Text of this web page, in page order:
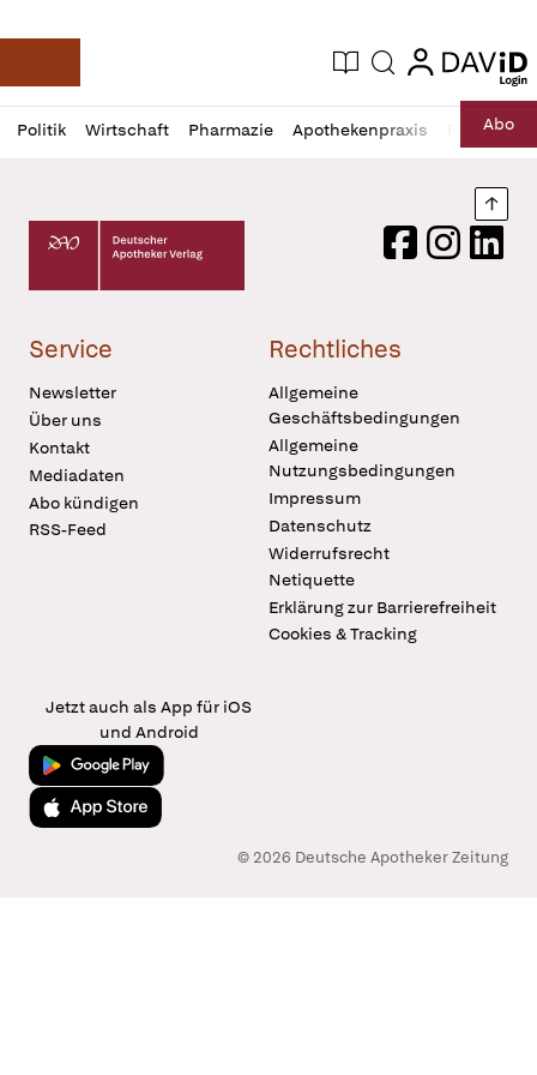
Deutsche Apotheker Zeitung
Aktuelle Ausgabe
Suche login
login
Politik Wirtschaft Pharmazie Apothekenpraxis RechtAbo
Profil
öffnen
Daz
Pur
Deutscher Apotheker Verlag Logo
FacebookInstagram
Service
Newsletter
Über uns
Kontakt
Mediadaten
Abo kündigen
RSS-Feed
Rechtliches
Allgemeine
Geschäftsbedingungen
Allgemeine
Nutzungsbedingungen
Impressum
Datenschutz
Widerrufsrecht
Netiquette
Erklärung zur Barrierefreiheit
Cookies & Tracking
Jetzt auch als App für iOS
und Android
Jetzt bei Google Play
Laden im App Store
© 2026 Deutsche Apotheker Zeitung